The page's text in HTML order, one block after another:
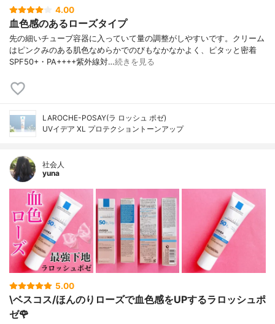
4.00
血色感のあるローズタイプ
先の細いチューブ容器に入っていて量の調整がしやすいです。クリーム
はピンクみのある肌色なめらかでのびもなかなかよく、ピタッと密着
SPF50+・PA++++紫外線対…続きを見る
LAROCHE-POSAY(ラ ロッシュ ポゼ)
UVイデア XL プロテクショントーンアップ
社会人
yuna
5.00
\ベスコス/ほんのりローズで血色感をUPするラロッシュポ
ゼ🌹